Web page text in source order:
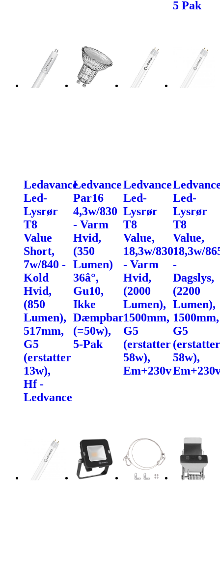
5 Pak
Ledavance
Led-
Lysrør
T8
Value
Short,
7w/840 -
Kold
Hvid,
(850
Lumen),
517mm,
G5
(erstatter
13w),
Hf -
Ledvance
Ledvance
Par16
4,3w/830
- Varm
Hvid,
(350
Lumen)
36â°,
Gu10,
Ikke
Dæmpbar
(=50w),
5-Pak
Ledvance
Led-
Lysrør
T8
Value,
18,3w/830
- Varm
Hvid,
(2000
Lumen),
1500mm,
G5
(erstatter
58w),
Em+230v
Led-
Lysrør
T8
Value,
18,3w/
-
Dagslys,
(2200
Lumen),
1500mm,
G5
(erstatter
58w),